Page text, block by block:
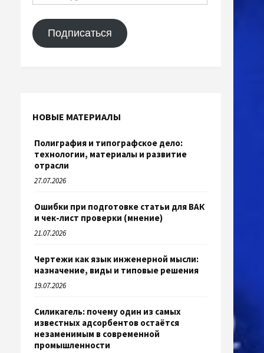
Подписаться
НОВЫЕ МАТЕРИАЛЫ
Полиграфия и типографское дело:
технологии, материалы и развитие
отрасли
27.07.2026
Ошибки при подготовке статьи для ВАК
и чек-лист проверки (мнение)
21.07.2026
Чертежи как язык инженерной мысли:
назначение, виды и типовые решения
19.07.2026
Силикагель: почему один из самых
известных адсорбентов остаётся
незаменимым в современной
промышленности